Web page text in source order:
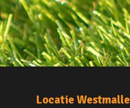
Locatie Westmalle